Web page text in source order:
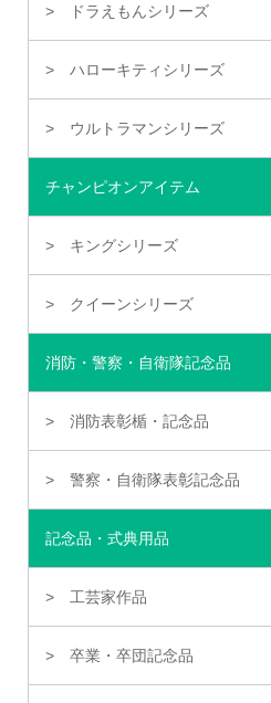
ドラえもんシリーズ
ハローキティシリーズ
ウルトラマンシリーズ
チャンピオンアイテム
キングシリーズ
クイーンシリーズ
消防・警察・自衛隊記念品
消防表彰楯・記念品
警察・自衛隊表彰記念品
記念品・式典用品
工芸家作品
卒業・卒団記念品